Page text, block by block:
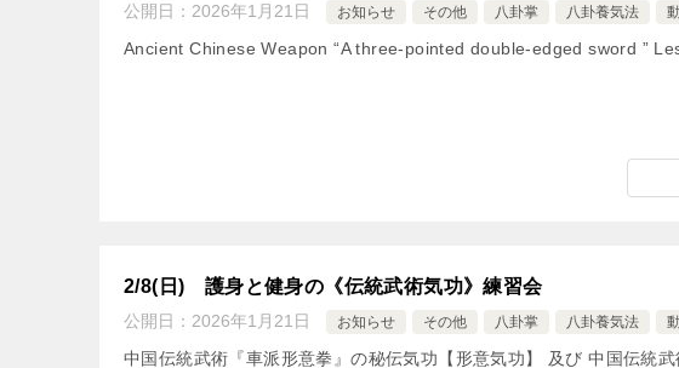
公開日： 2026年1月21日 お知らせ その他 八卦掌 八卦養気法
Ancient Chinese Weapon “A three-pointed double-edged sword ”
2/8(日) 護身と健身の《伝統武術気功》練習会
公開日： 2026年1月21日 お知らせ その他 八卦掌 八卦養気法
中国伝統武術『車派形意拳』の秘伝気功【形意気功】 及び 中国伝統